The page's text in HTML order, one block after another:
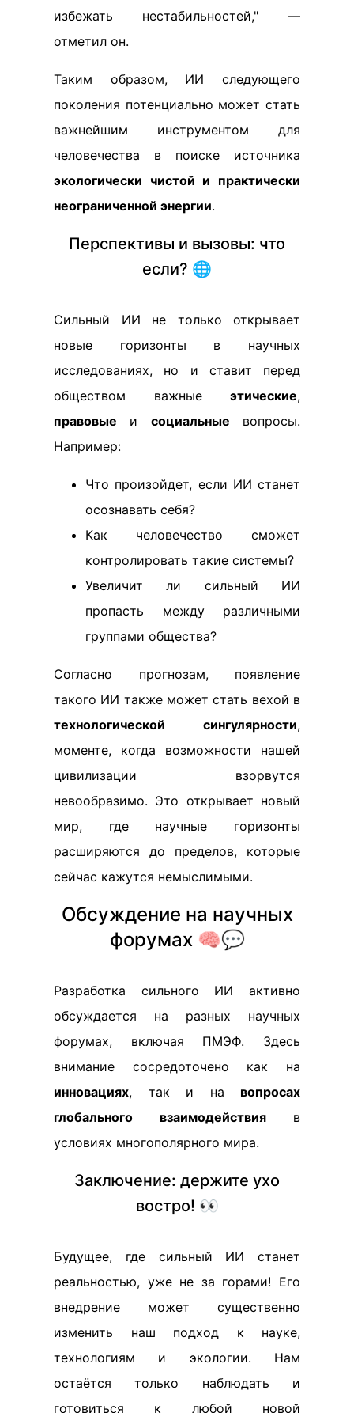
избежать нестабильностей," —
отметил он.
Таким образом, ИИ следующего
поколения потенциально может стать
важнейшим инструментом для
человечества в поиске источника
экологически чистой и практически
неограниченной энергии.
Перспективы и вызовы: что
если? 🌐
Сильный ИИ не только открывает
новые горизонты в научных
исследованиях, но и ставит перед
обществом важные этические,
правовые и социальные вопросы.
Например:
Что произойдет, если ИИ станет
осознавать себя?
Как человечество сможет
контролировать такие системы?
Увеличит ли сильный ИИ
пропасть между различными
группами общества?
Согласно прогнозам, появление
такого ИИ также может стать вехой в
технологической сингулярности,
моменте, когда возможности нашей
цивилизации взорвутся
невообразимо. Это открывает новый
мир, где научные горизонты
расширяются до пределов, которые
сейчас кажутся немыслимыми.
Обсуждение на научных
форумах 🧠💬
Разработка сильного ИИ активно
обсуждается на разных научных
форумах, включая ПМЭФ. Здесь
внимание сосредоточено как на
инновациях, так и на вопросах
глобального взаимодействияв
условиях многополярного мира.
Заключение: держите ухо
востро! 👀
Будущее, где сильный ИИ станет
реальностью, уже не за горами! Его
внедрение может существенно
изменить наш подход к науке,
технологиям и экологии. Нам
остаётся только наблюдать и
готовиться к любой новой